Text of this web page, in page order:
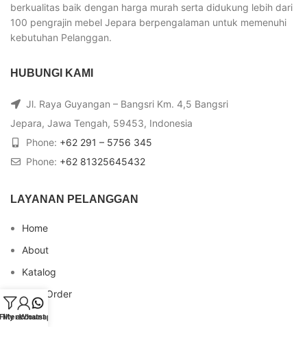
berkualitas baik dengan harga murah serta didukung lebih dari
100 pengrajin mebel Jepara berpengalaman untuk memenuhi
kebutuhan Pelanggan.
HUBUNGI KAMI
Jl. Raya Guyangan – Bangsri Km. 4,5 Bangsri
Jepara, Jawa Tengah, 59453, Indonesia
Phone: +62 291 – 5756 345
Phone: +62 81325645432
LAYANAN PELANGGAN
Home
About
Katalog
Cara Order
Blog
My account
Whatsapp